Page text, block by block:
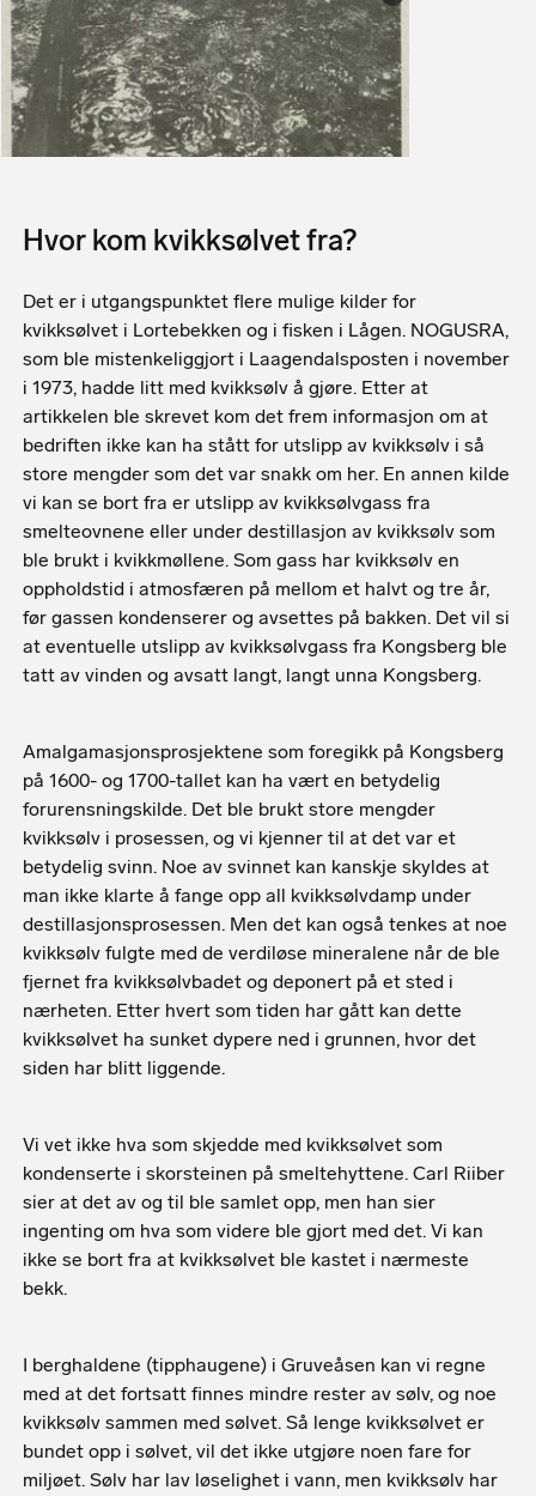
Hvor kom kvikksølvet fra?
Det er i utgangspunktet flere mulige kilder for
kvikksølvet i Lortebekken og i fisken i Lågen. NOGUSRA,
som ble mistenkeliggjort i Laagendalsposten i november
i 1973, hadde litt med kvikksølv å gjøre. Etter at
artikkelen ble skrevet kom det frem informasjon om at
bedriften ikke kan ha stått for utslipp av kvikksølv i så
store mengder som det var snakk om her. En annen kilde
vi kan se bort fra er utslipp av kvikksølvgass fra
smelteovnene eller under destillasjon av kvikksølv som
ble brukt i kvikkmøllene. Som gass har kvikksølv en
oppholdstid i atmosfæren på mellom et halvt og tre år,
før gassen kondenserer og avsettes på bakken. Det vil si
at eventuelle utslipp av kvikksølvgass fra Kongsberg ble
tatt av vinden og avsatt langt, langt unna Kongsberg.
Amalgamasjonsprosjektene som foregikk på Kongsberg
på 1600- og 1700-tallet kan ha vært en betydelig
forurensningskilde. Det ble brukt store mengder
kvikksølv i prosessen, og vi kjenner til at det var et
betydelig svinn. Noe av svinnet kan kanskje skyldes at
man ikke klarte å fange opp all kvikksølvdamp under
destillasjonsprosessen. Men det kan også tenkes at noe
kvikksølv fulgte med de verdiløse mineralene når de ble
fjernet fra kvikksølvbadet og deponert på et sted i
nærheten. Etter hvert som tiden har gått kan dette
kvikksølvet ha sunket dypere ned i grunnen, hvor det
siden har blitt liggende.
Vi vet ikke hva som skjedde med kvikksølvet som
kondenserte i skorsteinen på smeltehyttene. Carl Riiber
sier at det av og til ble samlet opp, men han sier
ingenting om hva som videre ble gjort med det. Vi kan
ikke se bort fra at kvikksølvet ble kastet i nærmeste
bekk.
I berghaldene (tipphaugene) i Gruveåsen kan vi regne
med at det fortsatt finnes mindre rester av sølv, og noe
kvikksølv sammen med sølvet. Så lenge kvikksølvet er
bundet opp i sølvet, vil det ikke utgjøre noen fare for
miljøet. Sølv har lav løselighet i vann, men kvikksølv har